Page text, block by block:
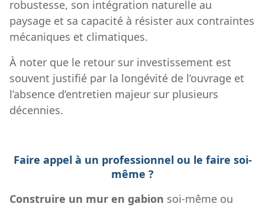
robustesse, son intégration naturelle au
paysage et sa capacité à résister aux contraintes
mécaniques et climatiques.
À noter que le retour sur investissement est
souvent justifié par la longévité de l’ouvrage et
l’absence d’entretien majeur sur plusieurs
décennies.
Faire appel à un professionnel ou le faire soi-
même ?
Construire un mur en gabion soi-même ou